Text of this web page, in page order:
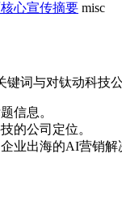
心宣传摘要 misc
键词与对钛动科技
信息。
的公司定位。
业出海的AI营销解